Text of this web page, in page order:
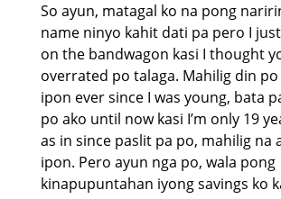
So ayun, matagal ko na pong
name ninyo kahit dati pa pero I
on the bandwagon kasi I thought
overrated po talaga. Mahilig din
ipon ever since I was young, bata
po ako until now kasi I’m only 19
as in since paslit pa po, mahilig na
ipon. Pero ayun nga po, wala pong
kinapupuntahan iyong savings ko